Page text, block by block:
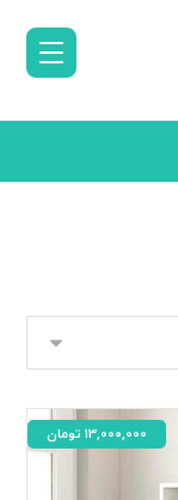
13,000,000 تومان